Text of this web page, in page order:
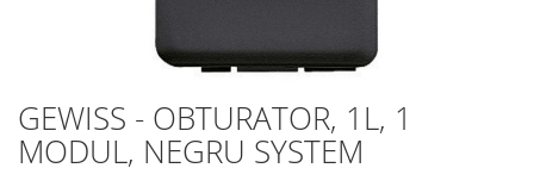
GEWISS - OBTURATOR, 1L, 1
MODUL, NEGRU SYSTEM
Skip
to
the